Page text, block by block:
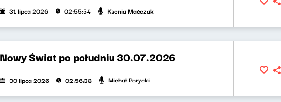
31 lipca 2026 02:55:54 Ksenia Maćczak
Nowy Świat po południu 30.07.2026
30 lipca 2026 02:56:38 Michał Porycki